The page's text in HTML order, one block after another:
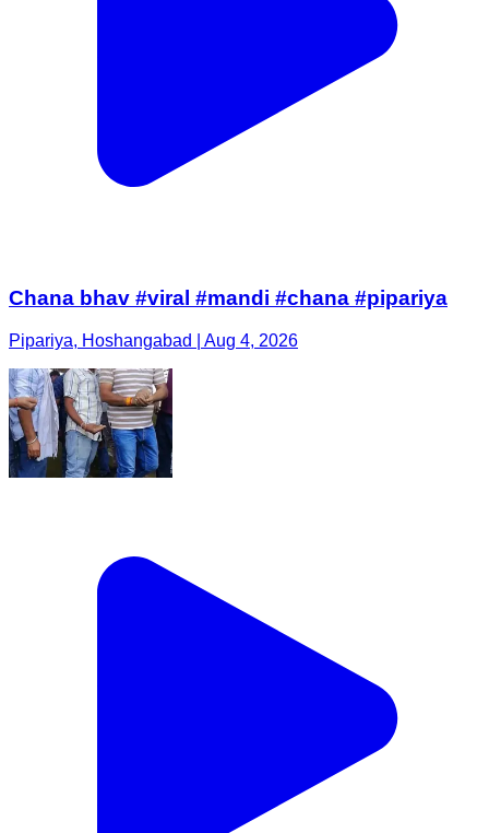
Chana bhav #viral #mandi #chana #pipariya
Pipariya, Hoshangabad | Aug 4, 2026